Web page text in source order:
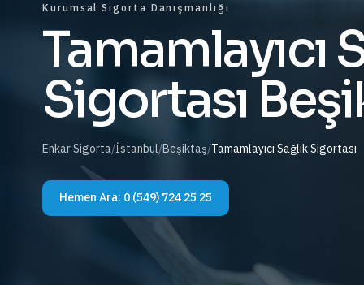
Kurumsal Sigorta Danışmanlığı
Tamamlayıcı
Sigortası
Enkar Sigorta/İstanbul/Beşiktaş/Tamamlayıcı Sağlık Sigortası
Hemen Ara: 0 (549) 724 25 25